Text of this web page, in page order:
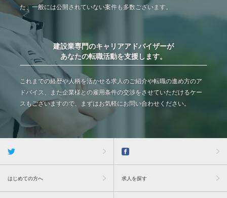
た、一般には公開されていない案件も多数ございます。
建設業専門のキャリアアドバイザーが
あなたの転職活動を支援します。
これまでの経歴や人柄を活かせる求人のご紹介や転職の進め方のア
ドバイス、また企業様との雇用条件の交渉をさせていただけるケー
スもございますので、まずはお気軽にお問い合わせください。
はじめての方へ 求人を探す